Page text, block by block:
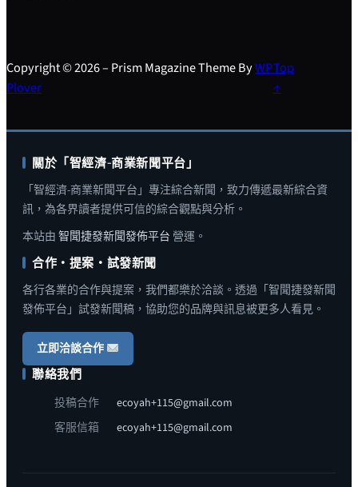
Copyright © 2026 – Prism Magazine Theme ByWP
Plover
Top
↑
關於「智經濟-商業新聞平台」
「智經濟-商業新聞平台」專注綜合新聞，致力傳遞最新綜合資
訊，為各界讀者提供可信的綜合觀點與分析。
本站由 智聞捷發新聞發佈平台 營運。
合作・提案・試發新聞
各行各業的合作與提案，我們都樂於洽談。透過「智聞捷發新聞
發佈平台」試發新聞稿，協助您的品牌與訊息被更多人看見。
立即洽談合作
聯絡我們
投稿合作
ecoyah+115@gmail.com
客服信箱
ecoyah+115@gmail.com